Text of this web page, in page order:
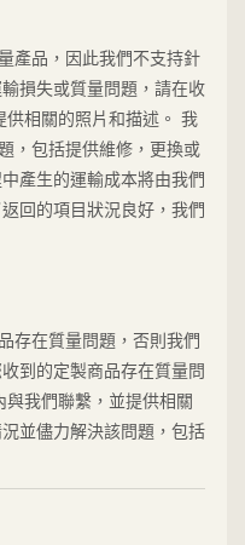
產品，因此我們不支持針
損失或質量問題，請在收
相關的照片和描述。 我
，包括提供維修，更換或
產生的運輸成本將由我們
回的項目狀況良好，我們
存在質量問題，否則我們
到的定製商品存在質量問
我們聯繫，並提供相關
並儘力解決該問題，包括